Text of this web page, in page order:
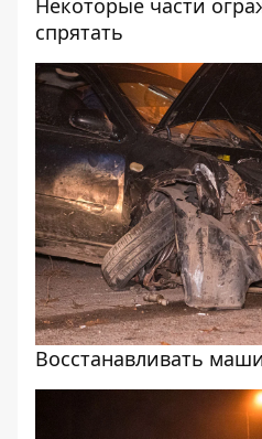
Некоторые части
спрятать
Восстанавливать